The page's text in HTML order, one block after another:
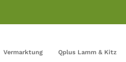
Vermarktung Qplus Lamm & Kitz